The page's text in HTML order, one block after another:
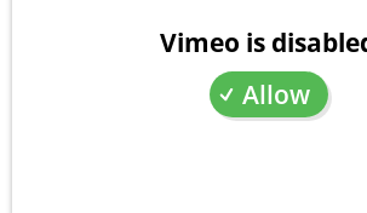
Vimeo is
Allow